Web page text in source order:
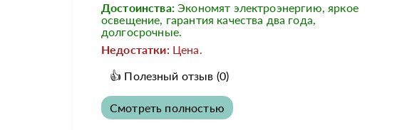
Достоинства: Экономят электроэнергию, яркое
освещение, гарантия качества два года,
долгосрочные.
Недостатки: Цена.
👍 Полезный отзыв (0)
Смотреть полностью